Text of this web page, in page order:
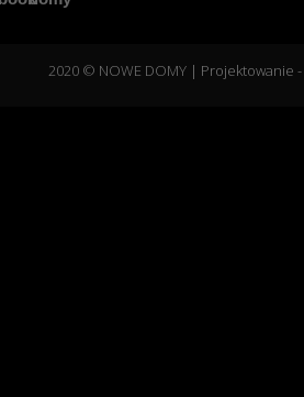
2020 © NOWE DOMY | Projektowanie -